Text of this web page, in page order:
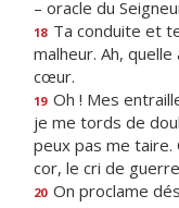
– oracle du
18 Ta conduite et
malheur. Ah,
cœur.
19 Oh ! Mes
je me tords de
peux pas me taire.
cor, le cri de
20 On proclame